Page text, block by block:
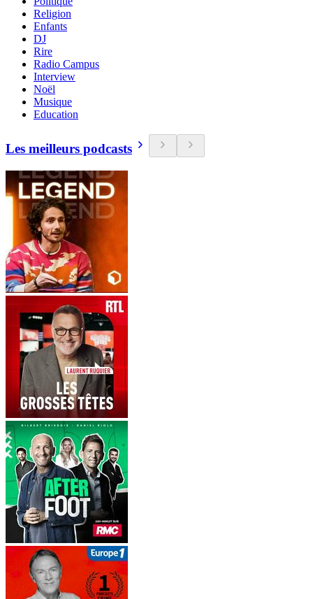
Religion
Enfants
DJ
Rire
Radio Campus
Interview
Noël
Musique
Education
Les meilleurs podcasts